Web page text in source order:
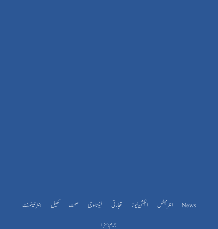
News انٹرنیشنل الیکشن نیوز تجارتی ٹیکنالوجی صحت کھیل
انٹرٹینمنٹ
جرم و سزا